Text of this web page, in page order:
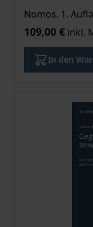
Nomos, 1.
109,00 € inkl.
In den